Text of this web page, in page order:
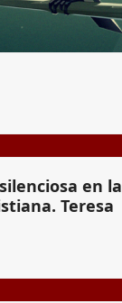
en la
Teresa